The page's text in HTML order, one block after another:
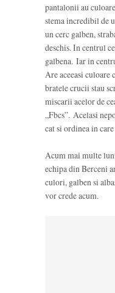
pantalonii au
stema incredibil de
un cerc galben,
deschis. In centrul
galbena. Iar in
Are aceeasi culoare
bratele crucii stau
miscarii acelor de
„Fbcs”. Acelasi
cat si ordinea in
Acum mai multe
echipa din Berceni
culori, galben si
vor crede acum.